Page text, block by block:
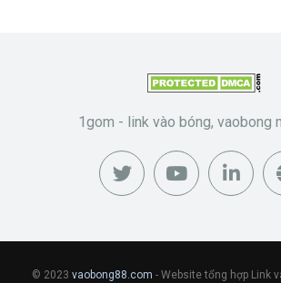
1gom - link vào bóng, vaobong
© 2023 vaobong88.com - Website tổng hợp Link